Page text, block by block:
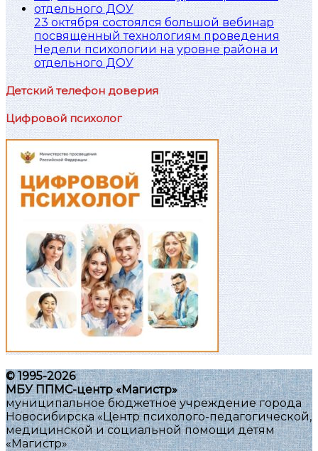
23 октября состоялся большой вебинар
посвященный технологиям проведения
Недели психологии на уровне района и
отдельного ДОУ
Детский телефон доверия
Цифровой психолог
© 1995-2026
МБУ ППМС-центр «Магистр»
муниципальное бюджетное учреждение города
Новосибирска «Центр психолого-педагогической,
медицинской и социальной помощи детям
«Магистр»